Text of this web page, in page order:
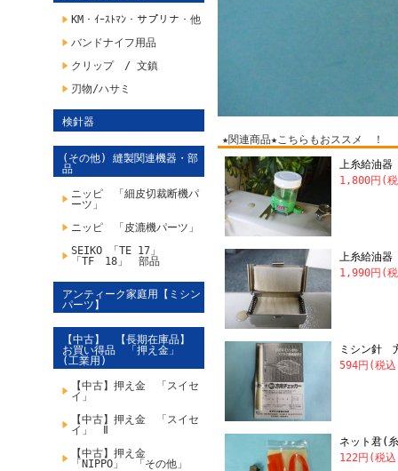
KM・ｲｰｽﾄﾏﾝ・サプリナ・他
バンドナイフ用品
クリップ / 文鎮
刃物/ハサミ
検針器
(その他) 縫製関連機器・部
品
ニッピ 「細皮切裁断機パ
ーツ」
ニッピ 「皮漉機パーツ」
SEIKO 「TE 17」
「TF 18」 部品
アンティーク家庭用【ミシン
パーツ】
【中古】 【長期在庫品】
お買い得品 「押え金」
(工業用)
【中古】押え金 「スイセ
イ」
【中古】押え金 「スイセ
イ」 Ⅱ
【中古】押え金
「NIPPO」 「その他」
★関連商品★こちらもおススメ ！
上糸給油
1,800円(
上糸給油
1,990円(
ミシン針
594円(税
ネット君(
122円(税